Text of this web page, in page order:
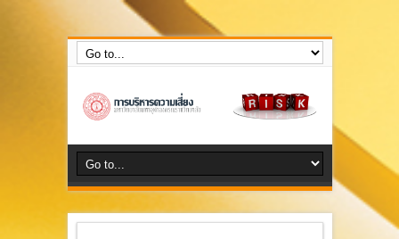
กลุ่มงานบริหารความเสี่ยง สำนักงานตรวจสอบภายใน